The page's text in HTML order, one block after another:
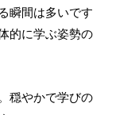
瞬間は多いです
的に学ぶ姿勢の
穏やかで学びの